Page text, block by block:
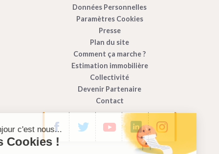
Bonjour c'est nous...
les Cookies !
Données Personnelles
Paramètres Cookies
Presse
Plan du site
Comment ça marche ?
Estimation immobilière
Collectivité
Devenir Partenaire
Contact